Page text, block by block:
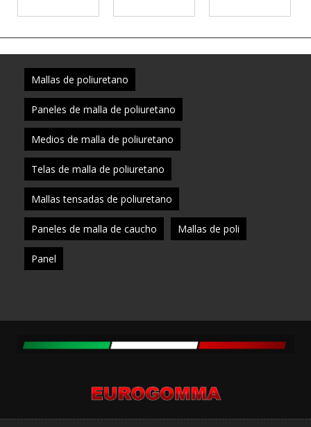
Mallas de poliuretano
Paneles de malla de poliuretano
Medios de malla de poliuretano
Telas de malla de poliuretano
Mallas tensadas de poliuretano
Paneles de malla de caucho Mallas de poli
Panel